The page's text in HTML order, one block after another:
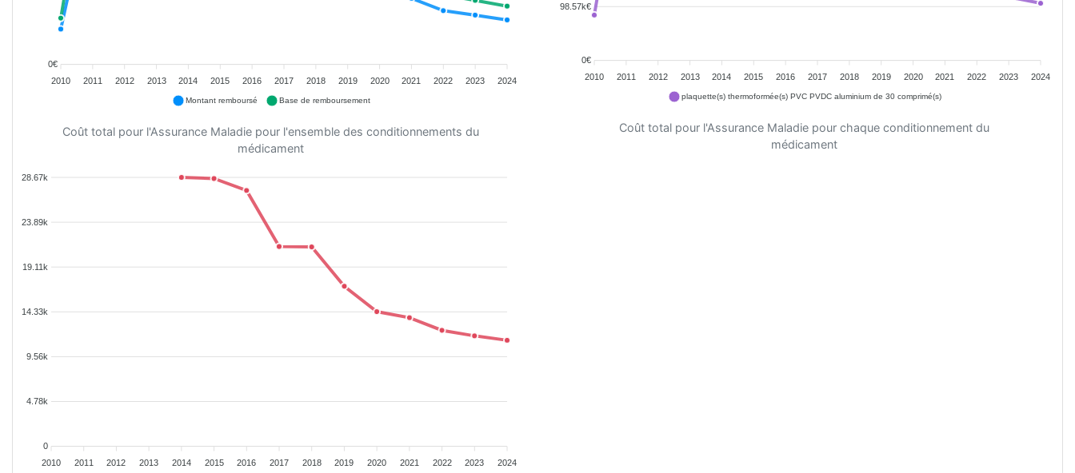
0€
2010
2011 2012 2013 2014 2015 2016 2017 2018 2019 2020 2021 2022 2023 2024
Montant remboursé Base de remboursement
Coût total pour l'Assurance Maladie pour l'ensemble des conditionnements du
médicament
98.57k€
0€
2010
2011 2012 2013 2014 2015 2016 2017 2018 2019 2020 2021 2022 2023 2024
plaquette(s) thermoformée(s) PVC PVDC aluminium de 30 comprimé(s)
Coût total pour l'Assurance Maladie pour chaque conditionnement du
médicament
28.67k
23.89k
19.11k
14.33k
9.56k
4.78k
0
2010
2011 2012 2013 2014 2015 2016 2017 2018 2019 2020 2021 2022 2023 2024